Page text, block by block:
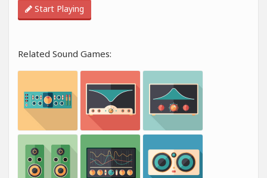
Start Playing
Related Sound Games: